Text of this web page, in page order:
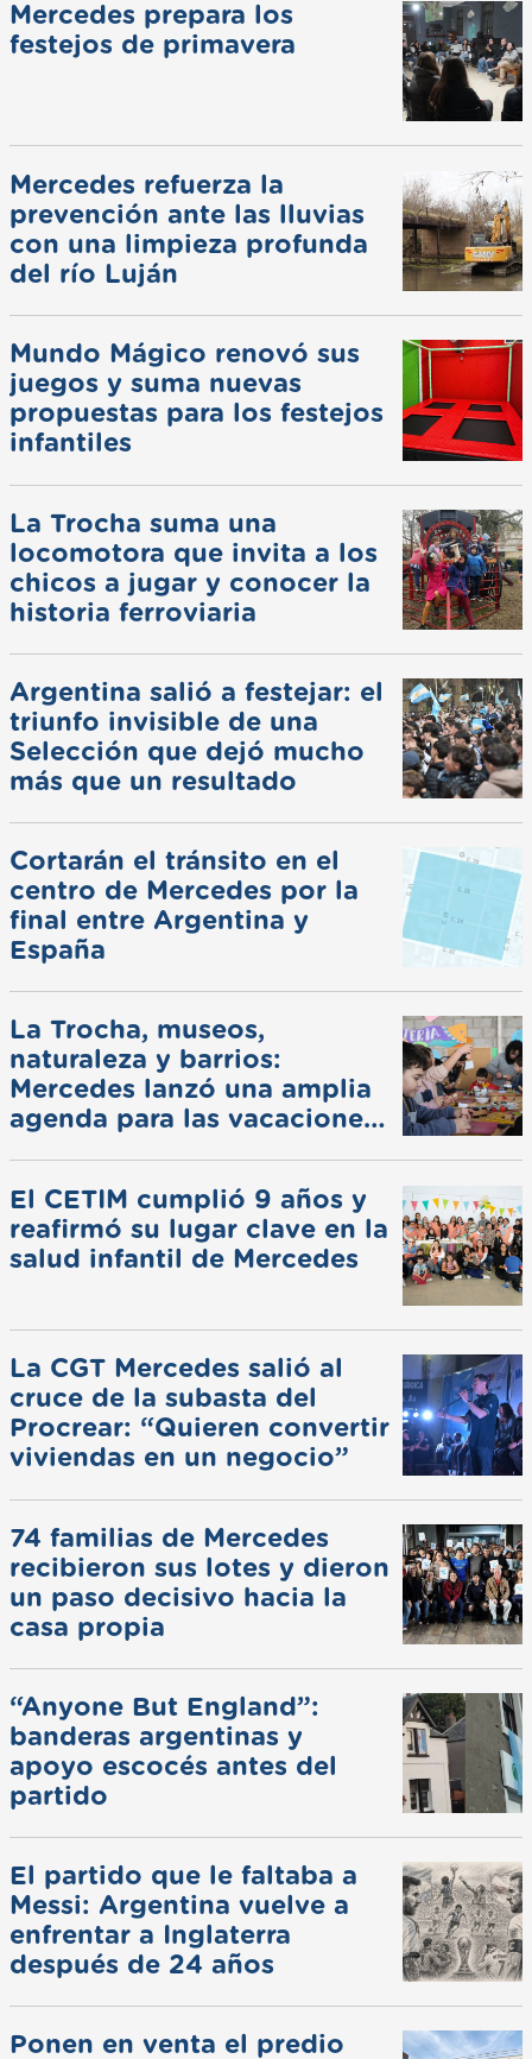
Mercedes prepara los
festejos de primavera
Mercedes refuerza la
prevención ante las lluvias
con una limpieza profunda
del río Luján
Mundo Mágico renovó sus
juegos y suma nuevas
propuestas para los festejos
infantiles
La Trocha suma una
locomotora que invita a los
chicos a jugar y conocer la
historia ferroviaria
Argentina salió a festejar: el
triunfo invisible de una
Selección que dejó mucho
más que un resultado
Cortarán el tránsito en el
centro de Mercedes por la
final entre Argentina y
España
La Trocha, museos,
naturaleza y barrios:
Mercedes lanzó una amplia
agenda para las vacaciones
El CETIM cumplió 9 años y
reafirmó su lugar clave en la
salud infantil de Mercedes
La CGT Mercedes salió al
cruce de la subasta del
Procrear: “Quieren convertir
viviendas en un negocio”
74 familias de Mercedes
recibieron sus lotes y dieron
un paso decisivo hacia la
casa propia
“Anyone But England”:
banderas argentinas y
apoyo escocés antes del
partido
El partido que le faltaba a
Messi: Argentina vuelve a
enfrentar a Inglaterra
después de 24 años
Ponen en venta el predio